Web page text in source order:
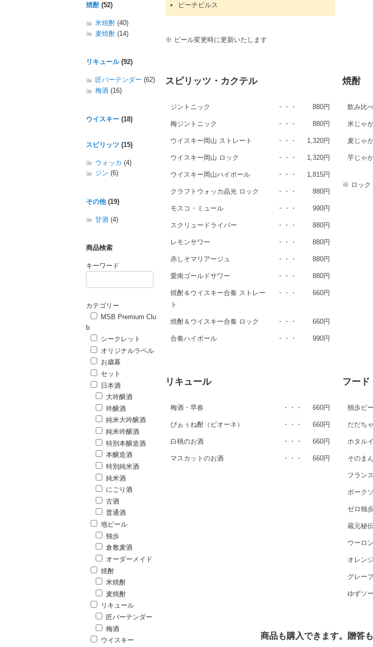
ピーチピルス
※ ビール変更時に更新いたします
スピリッツ・カクテル
ジントニック ・・・ 880円
梅ジントニック ・・・ 880円
ウイスキー岡山 ストレート ・・・ 1,320円
ウイスキー岡山 ロック ・・・ 1,320円
ウイスキー岡山ハイボール ・・・ 1,815円
クラフトウォッカ晶光 ロック ・・・ 880円
モスコ・ミュール ・・・ 990円
スクリュードライバー ・・・ 880円
レモンサワー ・・・ 880円
赤しそマリアージュ ・・・ 880円
愛南ゴールドサワー ・・・ 880円
焼酎＆ウイスキー合奏 ストレー
ト
・・・ 660円
焼酎＆ウイスキー合奏 ロック ・・・ 660円
合奏ハイボール ・・・ 990円
焼酎
飲み比
米じゃ
麦じゃ
芋じゃ
※ ロック
リキュール
梅酒・早春 ・・・ 660円
ぴぉぅね酎（ピオーネ） ・・・ 660円
白桃のお酒 ・・・ 660円
マスカットのお酒 ・・・ 660円
フード
独歩ビ
だだち
ホタル
そのま
フラン
ポーク
ゼロ独
蔵元秘
ウーロ
オレン
グレー
ゆずソ
商品も購入できます。贈答も
焼酎(52)
米焼酎 (40)
麦焼酎 (14)
リキュール(92)
匠バーテンダー (62)
梅酒 (16)
ウイスキー (18)
スピリッツ (15)
ウォッカ (4)
ジン (6)
その他(19)
甘酒 (4)
商品検索
キーワード
カテゴリー
MSB Premium Clu
b
シークレット
オリジナルラベル
お歳暮
セット
日本酒
大吟醸酒
吟醸酒
純米大吟醸酒
純米吟醸酒
特別本醸造酒
本醸造酒
特別純米酒
純米酒
にごり酒
古酒
普通酒
地ビール
独歩
倉敷麦酒
オーダーメイド
焼酎
米焼酎
麦焼酎
リキュール
匠バーテンダー
梅酒
ウイスキー